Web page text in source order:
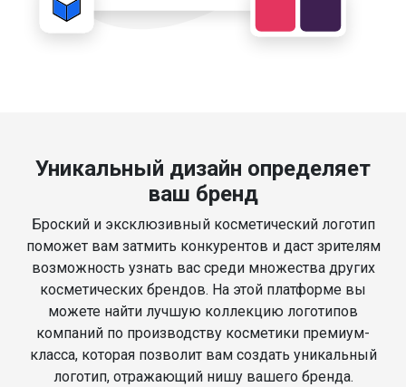
Уникальный дизайн определяет
ваш бренд
Броский и эксклюзивный косметический логотип
поможет вам затмить конкурентов и даст зрителям
возможность узнать вас среди множества других
косметических брендов. На этой платформе вы
можете найти лучшую коллекцию логотипов
компаний по производству косметики премиум-
класса, которая позволит вам создать уникальный
логотип, отражающий нишу вашего бренда.